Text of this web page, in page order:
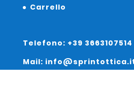
Carrello
Telefono: +39 3663107514
Mail: